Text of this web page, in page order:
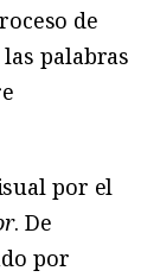
de
palabras
por el
. De
por